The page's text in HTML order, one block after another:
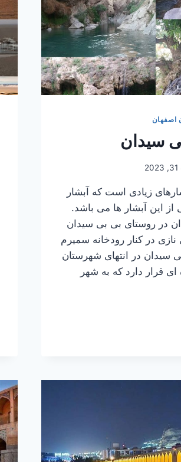
اصفهان
سیدان
زیادی است که آبشار
این آبشار ها می باشد.
در روستای بی بی سیدان
در کنار رودخانه سمیرم
سیدان در انتهای شهرستان
قرار دارد که به شهر